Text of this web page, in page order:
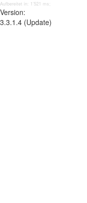
Aufbereitet in: 1’521 ms;
Version:
3.3.1.4 (Update)